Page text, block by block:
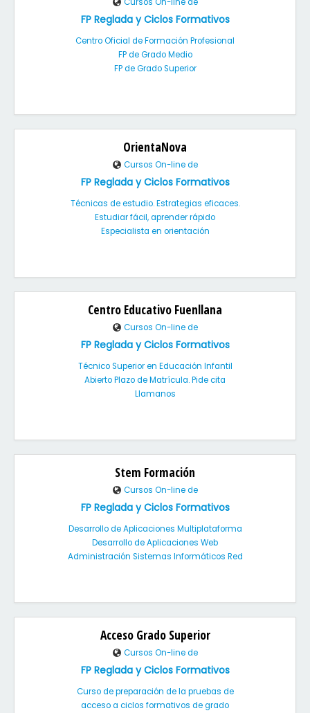
FP Reglada y Ciclos Formativos
Centro Oficial de Formación Profesional
FP de Grado Medio
FP de Grado Superior
OrientaNova
Cursos On-line de
FP Reglada y Ciclos Formativos
Técnicas de estudio. Estrategias eficaces.
Estudiar fácil, aprender rápido
Especialista en orientación
Centro Educativo Fuenllana
Cursos On-line de
FP Reglada y Ciclos Formativos
Técnico Superior en Educación Infantil
Abierto Plazo de Matrícula. Pide cita
Llamanos
Stem Formación
Cursos On-line de
FP Reglada y Ciclos Formativos
Desarrollo de Aplicaciones Multiplataforma
Desarrollo de Aplicaciones Web
Administración Sistemas Informáticos Red
Acceso Grado Superior
Cursos On-line de
FP Reglada y Ciclos Formativos
Curso de preparación de la pruebas de
acceso a ciclos formativos de grado